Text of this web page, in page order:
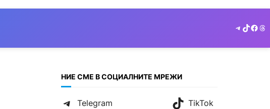
Telegram
TikTok
НИЕ СМЕ В СОЦИАЛНИТЕ МРЕЖИ
Telegram
TikTok